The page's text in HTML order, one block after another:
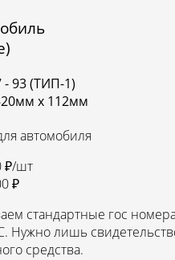
- 93 (ТИП-1)
х 112мм
₽/шт
₽
стандартные гос
Нужно лишь
средства.